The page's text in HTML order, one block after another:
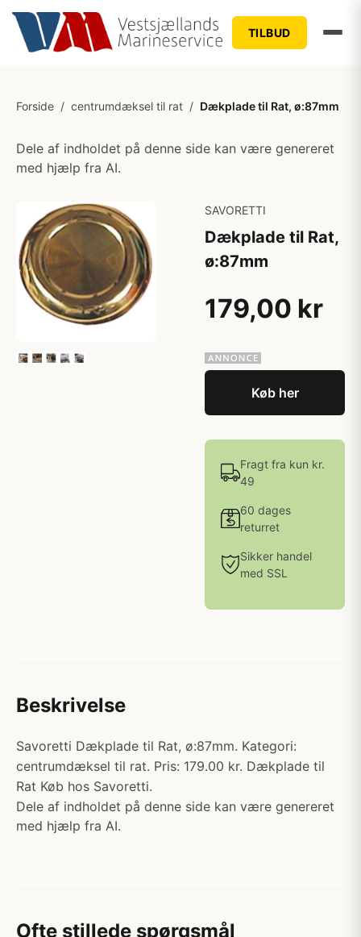
TILBUD
Forside / centrumdæksel til rat / Dækplade til Rat, ø:87mm
Dele af indholdet på denne side kan være genereret
med hjælp fra AI.
SAVORETTI
Dækplade til Rat,
ø:87mm
179,00 kr
Køb her
Fragt fra kun kr.
49
60 dages
returret
Sikker handel
med SSL
Beskrivelse
Savoretti Dækplade til Rat, ø:87mm. Kategori:
centrumdæksel til rat. Pris: 179.00 kr. Dækplade til
Rat Køb hos Savoretti.
Dele af indholdet på denne side kan være genereret
med hjælp fra AI.
Ofte stillede spørgsmål